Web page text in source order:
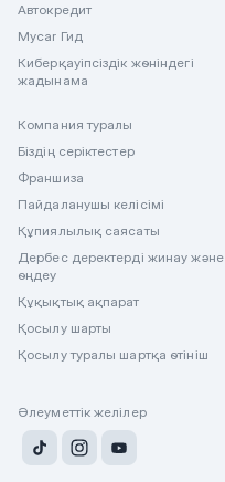
Автокредит
Mycar Гид
Киберқауіпсіздік жөніндегі
жадынама
Компания туралы
Біздің серіктестер
Франшиза
Пайдаланушы келісімі
Құпиялылық саясаты
Дербес деректерді жинау және
өңдеу
Құқықтық ақпарат
Қосылу шарты
Қосылу туралы шартқа өтініш
Әлеуметтік желілер